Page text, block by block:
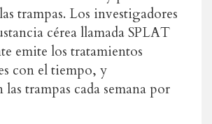
trampas. Los investigadores
cérea llamada SPLAT
emite los tratamientos
con el tiempo, y
trampas cada semana por